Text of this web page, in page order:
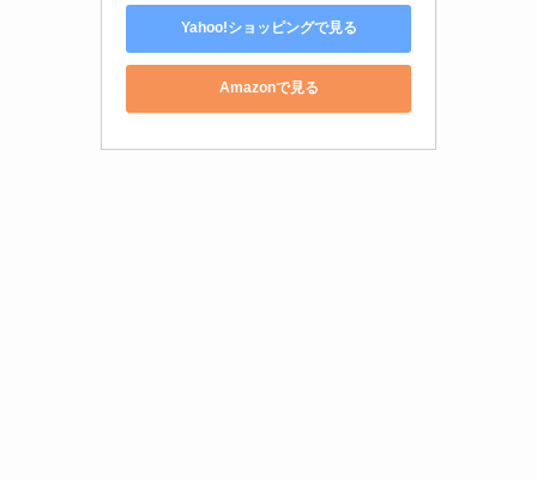
Yahoo!ショッピングで見る
Amazonで見る